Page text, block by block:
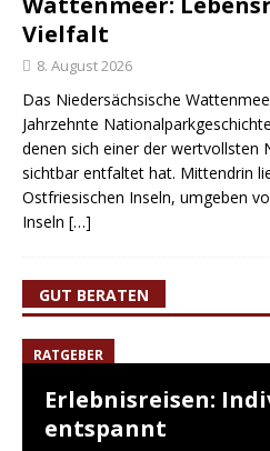
Vielfalt
8. August 2026
Das Niedersächsische
Jahrzehnte
denen sich einer der wertvollsten
sichtbar entfaltet hat. Mittendrin
Ostfriesischen Inseln, umgeben
Inseln […]
GUT BERATEN
RATGEBER
Erlebnisreisen:
entspannt